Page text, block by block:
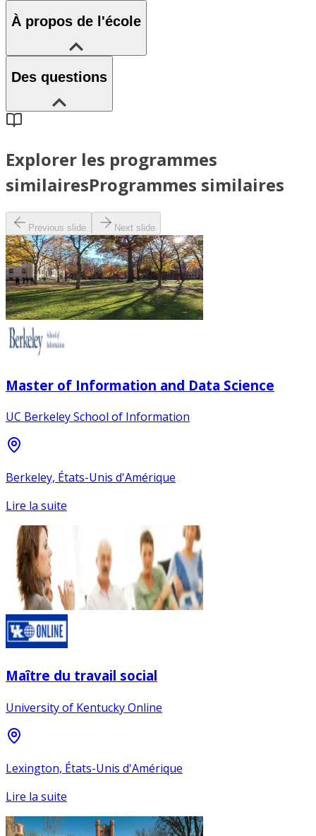
À propos de l'école
Des questions
Explorer les programmes
similairesProgrammes similaires
Previous slide Next slide
Master of Information and Data Science
UC Berkeley School of Information
Berkeley, États-Unis d'Amérique
Lire la suite
Maître du travail social
University of Kentucky Online
Lexington, États-Unis d'Amérique
Lire la suite